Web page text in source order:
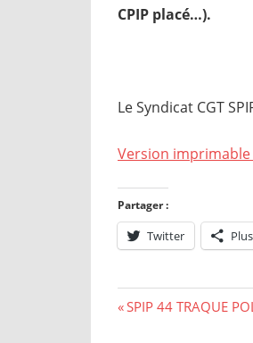
CPIP placé…).
Le Syndicat CGT
Version
Partager :
Twitter Plus
Navigation
Previous
SPIP 44 TRAQUE